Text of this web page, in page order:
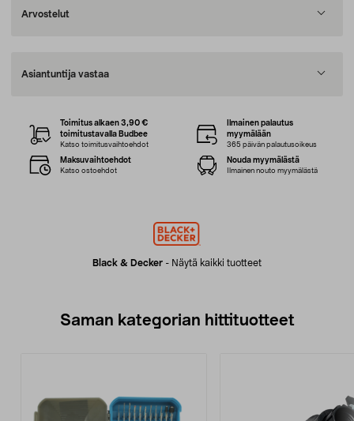
Arvostelut
Asiantuntija vastaa
Black & Decker - Näytä kaikki tuotteet
Toimitus alkaen 3,90 €
toimitustavalla Budbee
Katso toimitusvaihtoehdot
Ilmainen palautus
myymälään
365 päivän palautusoikeus
Maksuvaihtoehdot
Katso ostoehdot
Nouda myymälästä
Ilmainen nouto myymälästä
Saman kategorian hittituotteet